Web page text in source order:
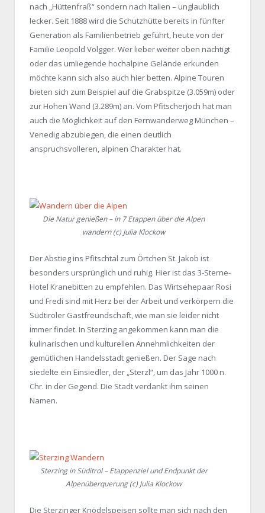
nach „Hüttenfraß“ sondern nach Italien – unglaublich
lecker. Seit 1888 wird die Schutzhütte bereits in fünfter
Generation als Familienbetrieb geführt, heute von der
Familie Leopold Volgger. Wer lieber weiter oben nächtigt
oder das umliegende hochalpine Gelände erkunden
möchte kann sich also auch hier betten. Alpine Touren
bieten sich zum Beispiel auf die Grabspitze (3.059m) oder
zur Hohen Wand (3.289m) an. Vom Pfitscherjoch hat man
auch die Möglichkeit auf den Fernwanderweg München –
Venedig abzubiegen, die einen deutlich
anspruchsvolleren, alpinen Charakter hat.
Die Natur genießen – in 7 Etappen über die Alpen
wandern (c) Julia Klockow
Der Abstieg ins Pfitschtal zum Örtchen St. Jakob ist
besonders ursprünglich und ruhig. Hier ist das 3-Sterne-
Hotel Kranebitten zu empfehlen. Das Wirtsehepaar Rosi
und Fredi sind mit Herz bei der Arbeit und verkörpern die
Südtiroler Gastfreundschaft, wie man sie leider nicht
immer findet. In Sterzing angekommen kann man die
kulinarischen und kulturellen Annehmlichkeiten der
gemütlichen Handelsstadt genießen. Der Sage nach
siedelte ein Einsiedler, der „Sterzl“, um das Jahr 1000 n.
Chr. in der Gegend. Die Stadt verdankt ihm seinen
Namen.
Sterzing in Süditrol – Etappenziel und Endpunkt der
Alpenüberquerung (c) Julia Klockow
Die Sterzinger Knödelspeisen sollte man sich nach den